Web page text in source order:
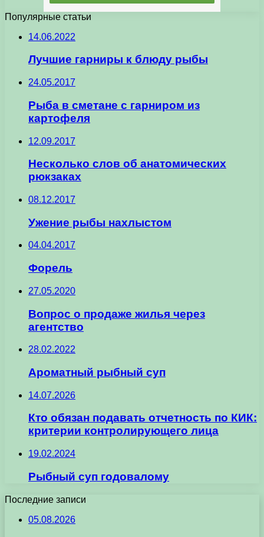
Популярные статьи
14.06.2022
Лучшие гарниры к блюду рыбы
24.05.2017
Рыба в сметане с гарниром из
картофеля
12.09.2017
Несколько слов об анатомических
рюкзаках
08.12.2017
Ужение рыбы нахлыстом
04.04.2017
Форель
27.05.2020
Вопрос о продаже жилья через
агентство
28.02.2022
Ароматный рыбный суп
14.07.2026
Кто обязан подавать отчетность по КИК:
критерии контролирующего лица
19.02.2024
Рыбный суп годовалому
Последние записи
05.08.2026